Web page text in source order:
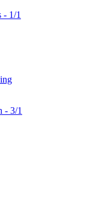
- 1/1
- 3/1